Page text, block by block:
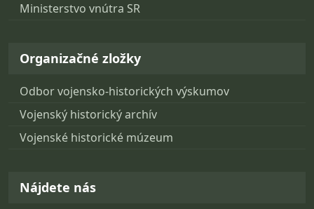
Ministerstvo vnútra SR
Organizačné zložky
Odbor vojensko-historických výskumov
Vojenský historický archív
Vojenské historické múzeum
Nájdete nás